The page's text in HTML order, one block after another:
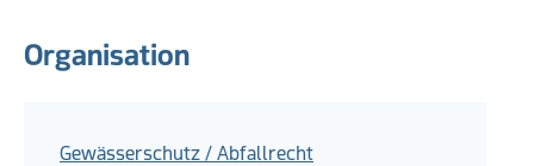
Organisation
Gewässerschutz / Abfallrecht